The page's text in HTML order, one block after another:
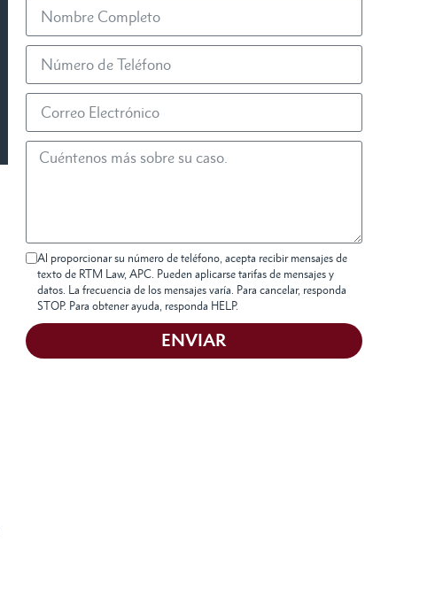
Al proporcionar su número de teléfono, acepta recibir mensajes de
texto de RTM Law, APC. Pueden aplicarse tarifas de mensajes y
datos. La frecuencia de los mensajes varía. Para cancelar, responda
STOP. Para obtener ayuda, responda HELP.
ENVIAR